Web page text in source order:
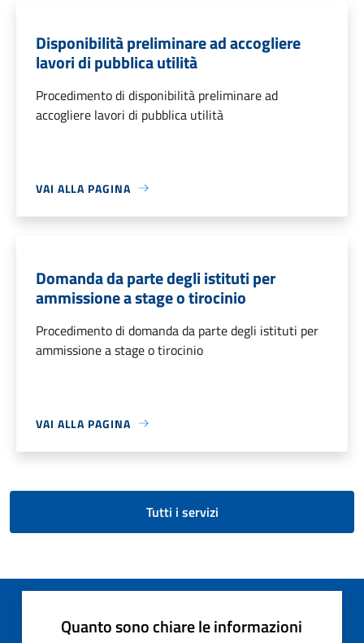
Disponibilità preliminare ad accogliere
lavori di pubblica utilità
Procedimento di disponibilità preliminare ad
accogliere lavori di pubblica utilità
VAI ALLA PAGINA
Domanda da parte degli istituti per
ammissione a stage o tirocinio
Procedimento di domanda da parte degli istituti per
ammissione a stage o tirocinio
VAI ALLA PAGINA
Tutti i servizi
Quanto sono chiare le informazioni